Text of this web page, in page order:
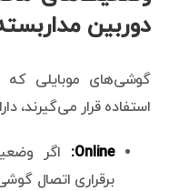
دوربین
گوشی‌های موبایلی که
استفاده قرار می‌گیرند،
Online:
برقراری اتصال